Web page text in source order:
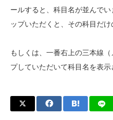
ールすると、科目名が並んで
ップいただくと、その科目だけ
もしくは、一番右上の三本線
プしていただいて科目名を表示